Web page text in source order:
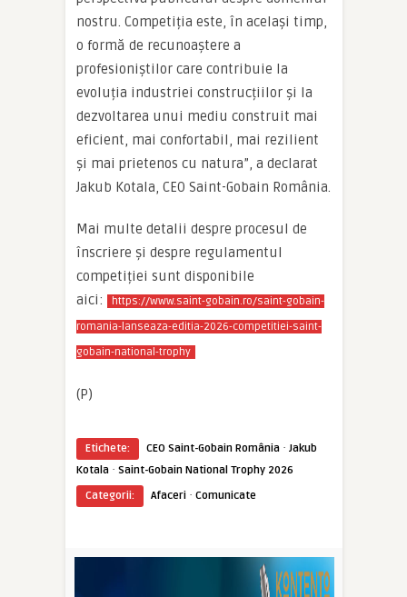
nostru. Competiția este, în același timp,
o formă de recunoaștere a
profesioniștilor care contribuie la
evoluția industriei construcțiilor și la
dezvoltarea unui mediu construit mai
eficient, mai confortabil, mai rezilient
și mai prietenos cu natura”, a declarat
Jakub Kotala, CEO Saint-Gobain România.
Mai multe detalii despre procesul de
înscriere și despre regulamentul
competiției sunt disponibile
aici:
https://www.saint-gobain.ro/saint-gobain-
romania-lanseaza-editia-2026-competitiei-saint-
gobain-national-trophy
(P)
Etichete: CEO Saint-Gobain România · Jakub
Kotala · Saint-Gobain National Trophy 2026
Categorii:
Afaceri · Comunicate